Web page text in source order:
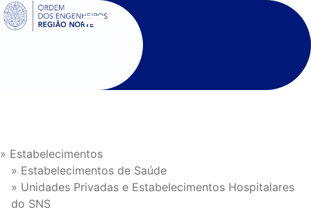
SIGOE
» Estabelecimentos
» Estabelecimentos de Saúde
» Unidades Privadas e Estabelecimentos Hospitalares
do SNS